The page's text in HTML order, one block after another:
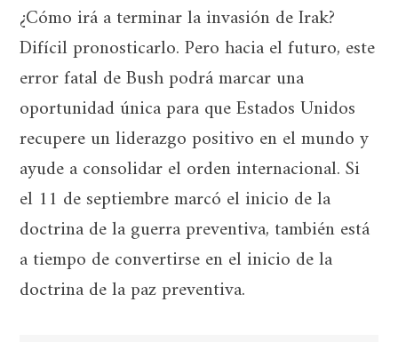
¿Cómo irá a terminar la invasión de Irak?
Difícil pronosticarlo. Pero hacia el futuro, este
error fatal de Bush podrá marcar una
oportunidad única para que Estados Unidos
recupere un liderazgo positivo en el mundo y
ayude a consolidar el orden internacional. Si
el 11 de septiembre marcó el inicio de la
doctrina de la guerra preventiva, también está
a tiempo de convertirse en el inicio de la
doctrina de la paz preventiva.